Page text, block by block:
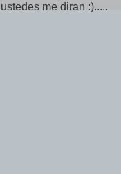
me diran :).....